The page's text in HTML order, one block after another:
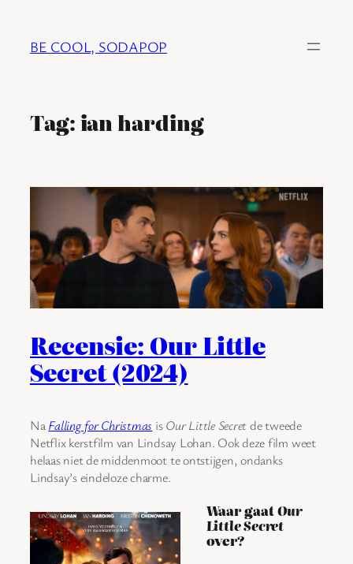
BE COOL, SODAPOP
Tag:ian harding
Recensie: Our Little
Secret (2024)
NaFalling for Christmas isOur Little Secretde tweede
Netflix kerstfilm van Lindsay Lohan. Ook deze film weet
helaas niet de middenmoot te ontstijgen, ondanks
Lindsay’s eindeloze charme.
Waar gaatOur
Little Secret
over?